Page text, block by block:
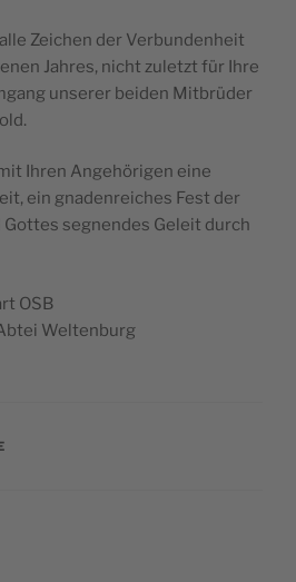
Zei­chen der Ver­bun­den­heit
Jahres, nicht zuletzt für Ihre
unse­rer bei­den Mit­brü­der
Ihren Angehö­ri­gen eine
ein gna­den­reiches Fest der
segnendes Geleit durch
OSB
Weltenburg